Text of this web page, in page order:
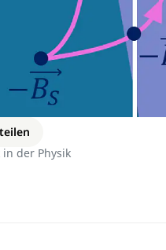
der Physik